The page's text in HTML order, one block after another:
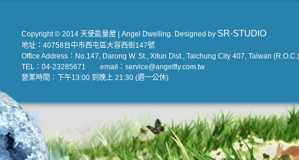
Copyright © 2014 天使能量屋 | Angel Dwelling. Designed by SR-STUDIO
地址：40758台中市西屯區大容西街147號
Office Address：No.147, Darong W. St., Xitun Dist., Taichung City 407, Taiwan (R.O.C.)
TEL：04-23285671 email：service@angelfly.com.tw
營業時間：下午13:00 到晚上 21:30 (週一公休)